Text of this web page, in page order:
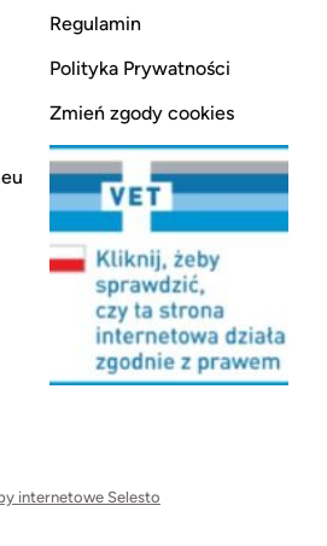
Regulamin
Polityka Prywatności
Zmień zgody cookies
internetowe Selesto